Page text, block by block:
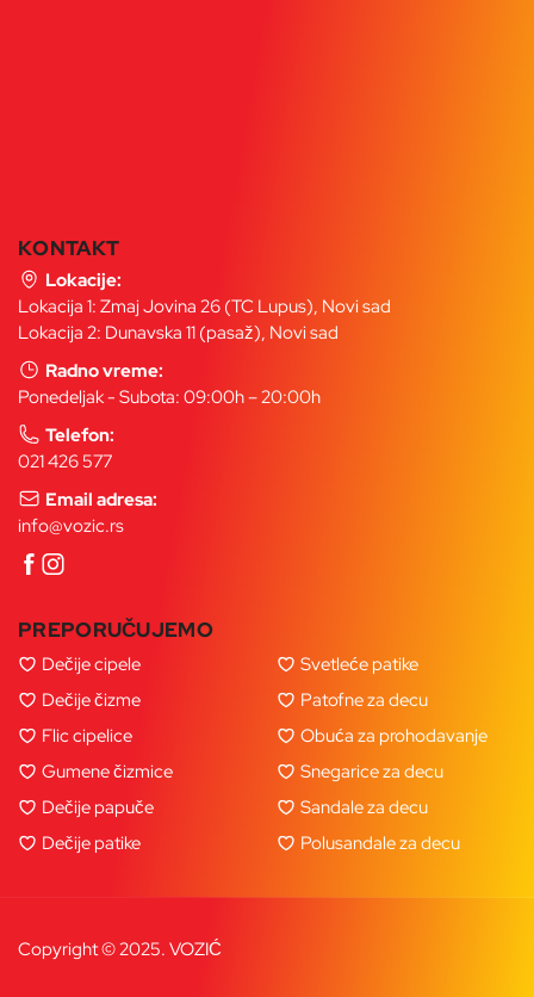
KONTAKT
Lokacije:
Lokacija 1: Zmaj Jovina 26 (TC Lupus), Novi sad
Lokacija 2: Dunavska 11 (pasaž), Novi sad
Radno vreme:
Ponedeljak - Subota: 09:00h – 20:00h
Telefon:
021 426 577
Email adresa:
info@vozic.rs
PREPORUČUJEMO
Dečije cipele
Dečije čizme
Flic cipelice
Gumene čizmice
Dečije papuče
Dečije patike
Svetleće patike
Patofne za decu
Obuća za prohodavanje
Snegarice za decu
Sandale za decu
Polusandale za decu
Copyright © 2025. VOZIĆ